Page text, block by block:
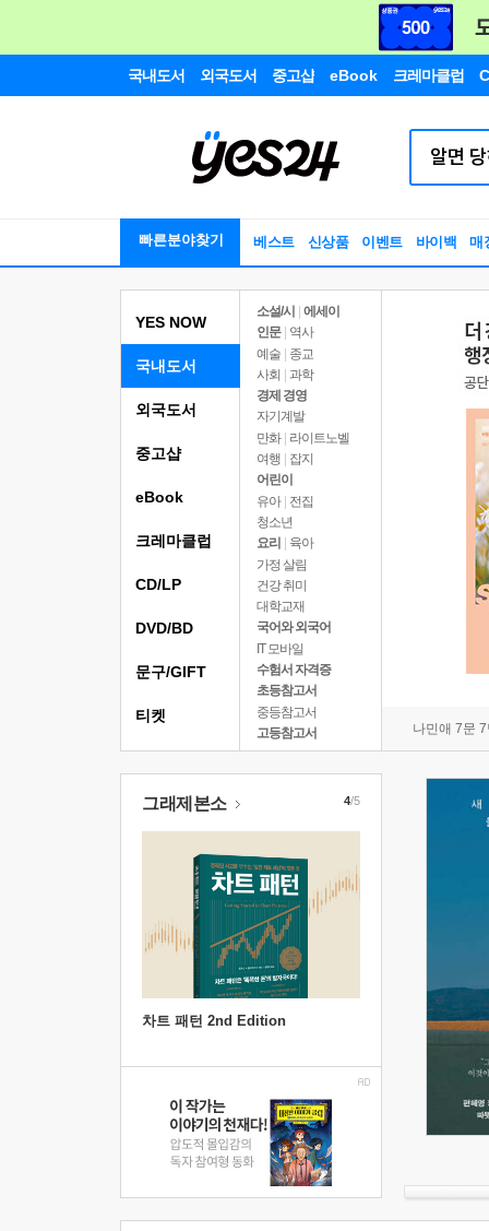
국내도서 외국도서 중고샵 eBook 크레마클럽
빠른분야찾기 베스트 신상품 이벤트 바이백 매
YES NOW
국내도서
소설/시
에세이
인문
역사
예술 | 종교
사회 | 과학
경제 경영
자기계발
만화 | 라이트노벨
여행
잡지
어린이
유아 | 전집
청소년
요리
육아
가정 살림
건강 취미
대학교재
국어와 외국어
IT 모바일
수험서 자격증
초등참고서
중등참고서
고등참고서
나민애 7문
외국도서
중고샵
eBook
크레마클럽
CD/LP
DVD/BD
문구/GIFT
티켓
그래제본소
차트 패턴 2nd Edition
4/5